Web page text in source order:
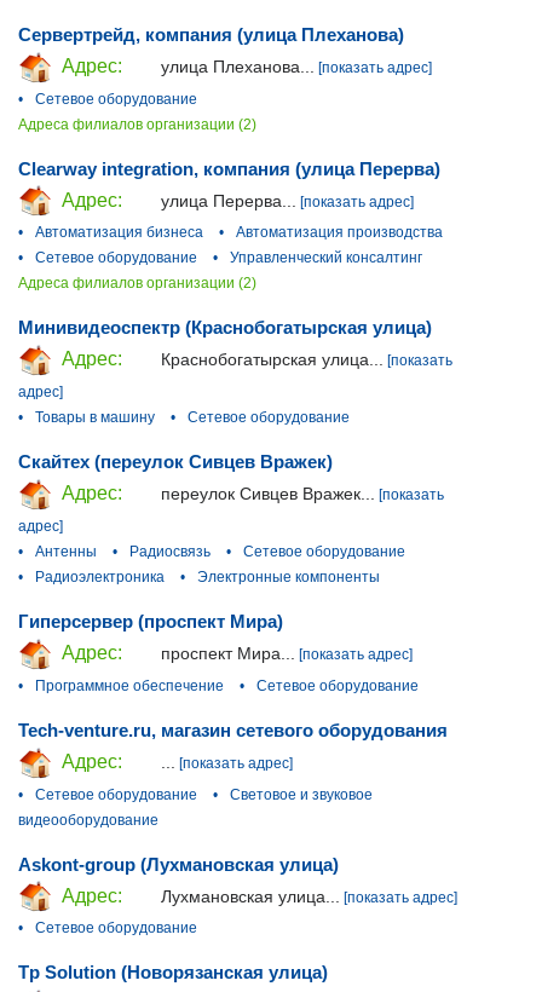
Сервертрейд, компания (улица Плеханова)
Адрес:
улица Плеханова...
[показать адрес]
•
Сетевое оборудование
Адреса филиалов организации (2)
Clearway integration, компания (улица Перерва)
Адрес:
улица Перерва...
[показать адрес]
•
Автоматизация бизнеса •
Автоматизация производства
•
Сетевое оборудование •
Управленческий консалтинг
Адреса филиалов организации (2)
Минивидеоспектр (Краснобогатырская улица)
Адрес:
Краснобогатырская улица... [показать
адрес]
•
Товары в машину • Сетевое оборудование
Скайтех (переулок Сивцев Вражек)
Адрес:
переулок Сивцев Вражек... [показать
адрес]
•
Антенны • Радиосвязь •
Сетевое оборудование
•
Радиоэлектроника • Электронные компоненты
Гиперсервер (проспект Мира)
Адрес:
проспект Мира...
[показать адрес]
•
Программное обеспечение • Сетевое оборудование
Tech-venture.ru, магазин сетевого оборудования
Адрес:
[показать адрес]
•
Сетевое оборудование •
Световое и звуковое
видеооборудование
Askont-group (Лухмановская улица)
Адрес:
Лухмановская улица...
[показать адрес]
•
Сетевое оборудование
Tp Solution (Новорязанская улица)